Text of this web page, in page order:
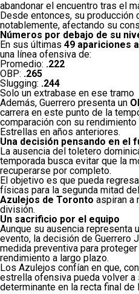
abandonar el encuentro tras el
Desde entonces, su producción
notablemente, afectando su
Números por debajo de su
En sus últimas 49 apariciones
una línea ofensiva de:
Promedio: .222
OBP: .265
Slugging: .244
Solo un extrabase en ese tramo
Además, Guerrero presenta un
carrera en este punto de la
comparación con su
Estrellas en años anteriores.
Una decisión pensando en el
La ausencia del toletero
temporada busca evitar que la
recuperarse por completo.
El objetivo es que pueda
físicas para la segunda mitad
Azulejos de Toronto aspiran a
división.
Un sacrificio por el equipo
Aunque su ausencia representa
evento, la decisión de Guerrero
medida preventiva para
rendimiento a largo plazo.
Los Azulejos confían en que,
estrella ofensiva pueda volver a
determinante en la recta final de